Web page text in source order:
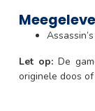
Let op: De
originele doos